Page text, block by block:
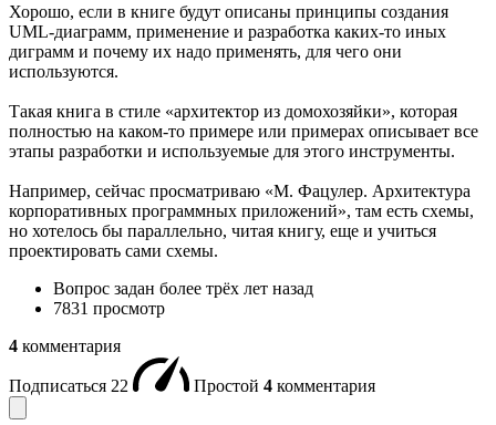
Хорошо, если в книге будут описаны принципы создания
UML-диаграмм, применение и разработка каких-то иных
диграмм и почему их надо применять, для чего они
используются.
Такая книга в стиле «архитектор из домохозяйки», которая
полностью на каком-то примере или примерах описывает все
этапы разработки и используемые для этого инструменты.
Например, сейчас просматриваю «М. Фацулер. Архитектура
корпоративных программных приложений», там есть схемы,
но хотелось бы параллельно, читая книгу, еще и учиться
проектировать сами схемы.
Вопрос задан более трёх лет назад
7831 просмотр
4 комментария
Подписаться 22 Простой 4 комментария